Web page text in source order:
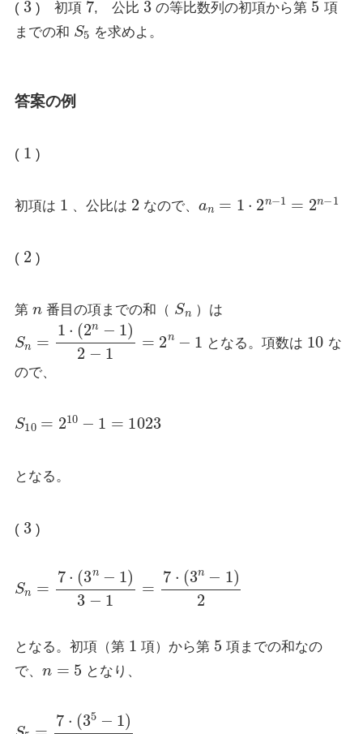
( ) 初項 , 公比 の等比数列の初項から第
項
までの和
S5
を求めよ。
答案の例
(
1
)
初項は
1
、公比は
2
なので、
⋅2 n−1 = −1
(
2
)
第 番目の項までの和（
S
）は
Sn (2n−1 )2−1 n−1
となる。項数は
10
な
ので、
S10 210 = 1023
となる。
(
3
)
Sn (3n−1)3−1 3 n −1)2
となる。初項（第
1
項）から第
5
項までの和なの
で、
となり、
S5 ⋅(3 5−1 )2